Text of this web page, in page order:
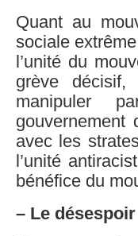
Quant au
sociale
l’unité du
grève
manipuler
gouvernement
avec les
l’unité
bénéfice du
– Le